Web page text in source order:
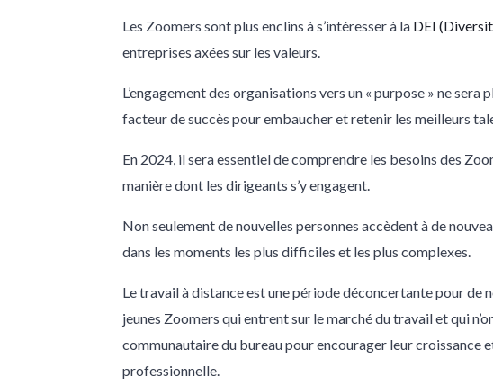
Les Zoomers sont plus enclins à s’intéresser à la DEI
entreprises axées sur les valeurs.
L’engagement des organisations vers un « purpose » ne
facteur de succès pour embaucher et retenir les meilleurs
En 2024, il sera essentiel de comprendre les besoins des
manière dont les dirigeants s’y engagent.
Non seulement de nouvelles personnes accèdent à de
dans les moments les plus difficiles et les plus complexes.
Le travail à distance est une période déconcertante pour de
jeunes Zoomers qui entrent sur le marché du travail et qui
communautaire du bureau pour encourager leur croissance
professionnelle.